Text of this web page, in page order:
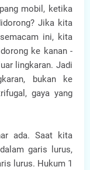
mobil, ketika
Jika kita
ini, kita
ke kanan -
lingkaran. Jadi
bukan ke
gaya yang
ada. Saat kita
garis lurus,
lurus. Hukum 1